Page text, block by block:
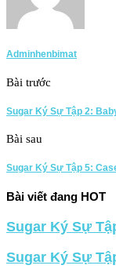
Adminhenbimat
Bài trước
Sugar Ký Sự Tập 2:
Bài sau
Sugar Ký Sự Tập 5:
Bài viết đang HOT
Sugar Ký Sự
Sugar Ký Sự